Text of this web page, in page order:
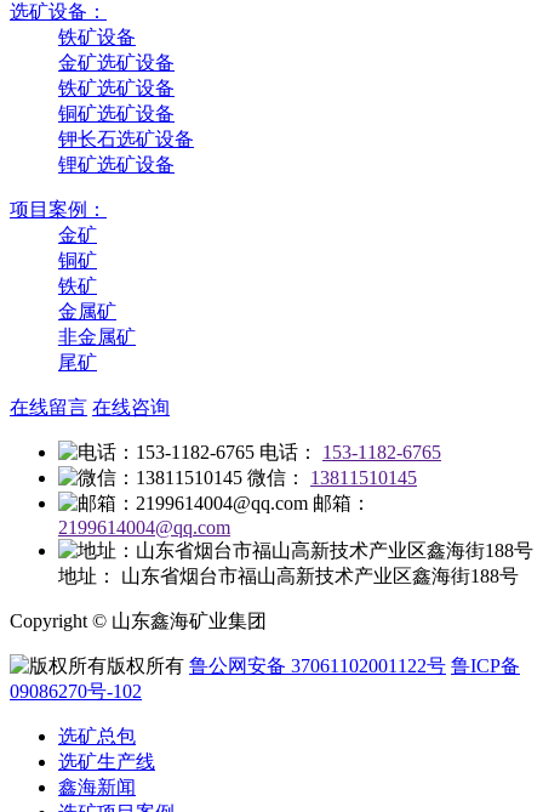
选矿设备：
铁矿设备
金矿选矿设备
铁矿选矿设备
铜矿选矿设备
钾长石选矿设备
锂矿选矿设备
项目案例：
金矿
铜矿
铁矿
金属矿
非金属矿
尾矿
在线留言 在线咨询
电话：
153-1182-6765
微信：
13811510145
邮箱：
2199614004@qq.com
地址： 山东省烟台市福山高新技术产业区鑫海街188号
Copyright © 山东鑫海矿业集团
版权所有 鲁公网安备 37061102001122号 鲁ICP备
09086270号-102
选矿总包
选矿生产线
鑫海新闻